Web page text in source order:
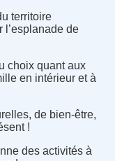
territoire
l’esplanade de
choix quant aux
en intérieur et à
de bien-être,
!
des activités à